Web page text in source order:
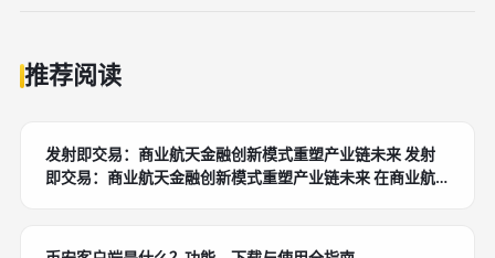
推荐阅读
发射即交易：商业航天金融创新模式重塑产业链未来 发射
即交易：商业航天金融创新模式重塑产业链未来 在商业航
种模式将火箭发射与金融交易无缝融合，实现发射任务即时